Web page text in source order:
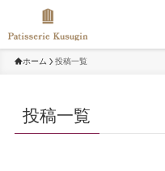
ホーム 投稿一覧
投稿一覧